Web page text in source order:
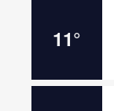
11°